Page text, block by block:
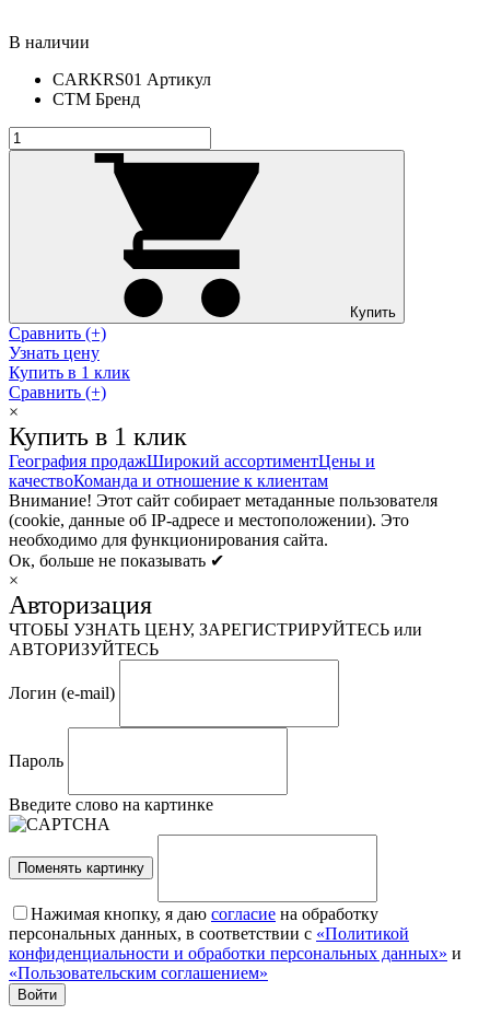
В наличии
CARKRS01 Артикул
СТМ Бренд
Купить
Сравнить (+)
Узнать цену
Купить в 1 клик
Сравнить (+)
×
Купить в 1 клик
География продажШирокий ассортиментЦены и
качествоКоманда и отношение к клиентам
Внимание! Этот сайт собирает метаданные пользователя
(cookie, данные об IP-адресе и местоположении). Это
необходимо для функционирования сайта.
Ок, больше не показывать ✔
×
Авторизация
ЧТОБЫ УЗНАТЬ ЦЕНУ, ЗАРЕГИСТРИРУЙТЕСЬ или
АВТОРИЗУЙТЕСЬ
Логин (e-mail)
Пароль
Введите слово на картинке
Поменять картинку
Нажимая кнопку, я даю согласие на обработку
персональных данных, в соответствии с «Политикой
конфиденциальности и обработки персональных данных» и
«Пользовательским соглашением»